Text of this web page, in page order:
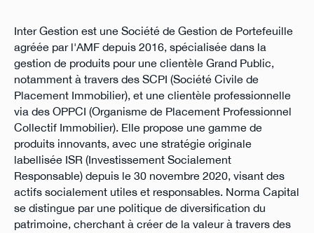
Inter Gestion est une Société de Gestion de Portefeuille
agréée par l'AMF depuis 2016, spécialisée dans la
gestion de produits pour une clientèle Grand Public,
notamment à travers des SCPI (Société Civile de
Placement Immobilier), et une clientèle professionnelle
via des OPPCI (Organisme de Placement Professionnel
Collectif Immobilier). Elle propose une gamme de
produits innovants, avec une stratégie originale
labellisée ISR (Investissement Socialement
Responsable) depuis le 30 novembre 2020, visant des
actifs socialement utiles et responsables. Norma Capital
se distingue par une politique de diversification du
patrimoine, cherchant à créer de la valeur à travers des